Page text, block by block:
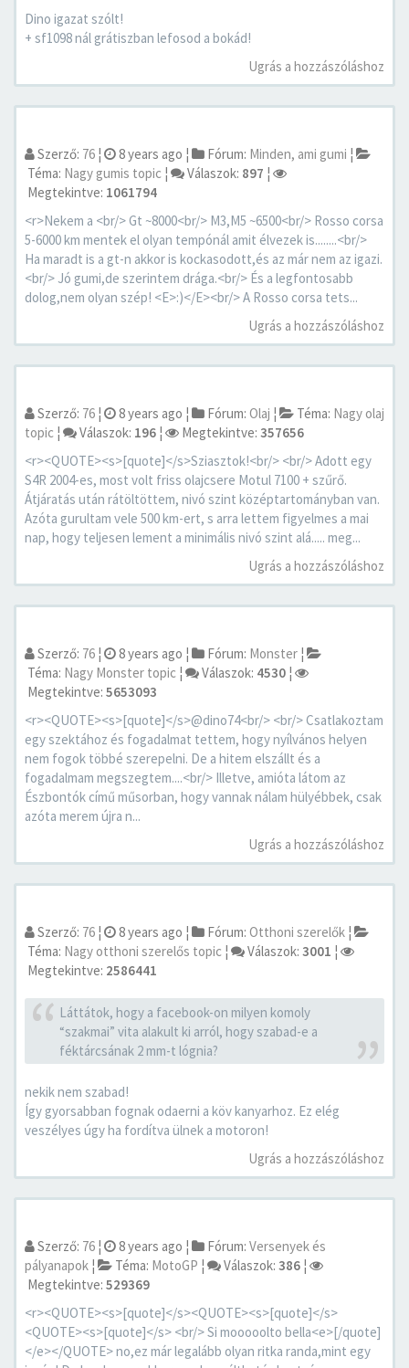
Dino igazat szólt!
+ sf1098 nál grátiszban lefosod a bokád!
Ugrás a hozzászóláshoz
Szerző: 76 ¦ 8 years ago ¦ Fórum: Minden, ami gumi ¦
Téma: Nagy gumis topic ¦ Válaszok: 897 ¦
Megtekintve: 1061794
<r>Nekem a <br/> Gt ~8000<br/> M3,M5 ~6500<br/> Rosso corsa
5-6000 km mentek el olyan tempónál amit élvezek is........<br/>
Ha maradt is a gt-n akkor is kockasodott,és az már nem az igazi.
<br/> Jó gumi,de szerintem drága.<br/> És a legfontosabb
dolog,nem olyan szép! <E>:)</E><br/> A Rosso corsa tets...
Ugrás a hozzászóláshoz
Szerző: 76 ¦ 8 years ago ¦ Fórum: Olaj ¦ Téma: Nagy olaj
topic ¦ Válaszok: 196 ¦ Megtekintve: 357656
<r><QUOTE><s>[quote]</s>Sziasztok!<br/> <br/> Adott egy
S4R 2004-es, most volt friss olajcsere Motul 7100 + szűrő.
Átjáratás után rátöltöttem, nivó szint középtartományban van.
Azóta gurultam vele 500 km-ert, s arra lettem figyelmes a mai
nap, hogy teljesen lement a minimális nivó szint alá..... meg...
Ugrás a hozzászóláshoz
Szerző: 76 ¦ 8 years ago ¦ Fórum: Monster ¦
Téma: Nagy Monster topic ¦ Válaszok: 4530 ¦
Megtekintve: 5653093
<r><QUOTE><s>[quote]</s>@dino74<br/> <br/> Csatlakoztam
egy szektához és fogadalmat tettem, hogy nyílvános helyen
nem fogok többé szerepelni. De a hitem elszállt és a
fogadalmam megszegtem....<br/> Illetve, amióta látom az
Észbontók című műsorban, hogy vannak nálam hülyébbek, csak
azóta merem újra n...
Ugrás a hozzászóláshoz
Szerző: 76 ¦ 8 years ago ¦ Fórum: Otthoni szerelők ¦
Téma: Nagy otthoni szerelős topic ¦ Válaszok: 3001 ¦
Megtekintve: 2586441
Láttátok, hogy a facebook-on milyen komoly
“szakmai” vita alakult ki arról, hogy szabad-e a
féktárcsának 2 mm-t lógnia?
nekik nem szabad!
Így gyorsabban fognak odaerni a köv kanyarhoz. Ez elég
veszélyes úgy ha fordítva ülnek a motoron!
Ugrás a hozzászóláshoz
Szerző: 76 ¦ 8 years ago ¦ Fórum: Versenyek és
pályanapok ¦ Téma: MotoGP ¦ Válaszok: 386 ¦
Megtekintve: 529369
<r><QUOTE><s>[quote]</s><QUOTE><s>[quote]</s>
<QUOTE><s>[quote]</s> <br/> Si mooooolto bella<e>[/quote]
</e></QUOTE> no,ez már legalább olyan ritka randa,mint egy